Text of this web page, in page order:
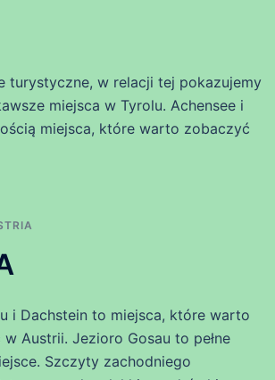
turystyczne, w relacji tej pokazujemy
miejsca w Tyrolu. Achensee i
miejsca, które warto zobaczyć
i Dachstein to miejsca, które warto
Austrii. Jezioro Gosau to pełne
Szczyty zachodniego